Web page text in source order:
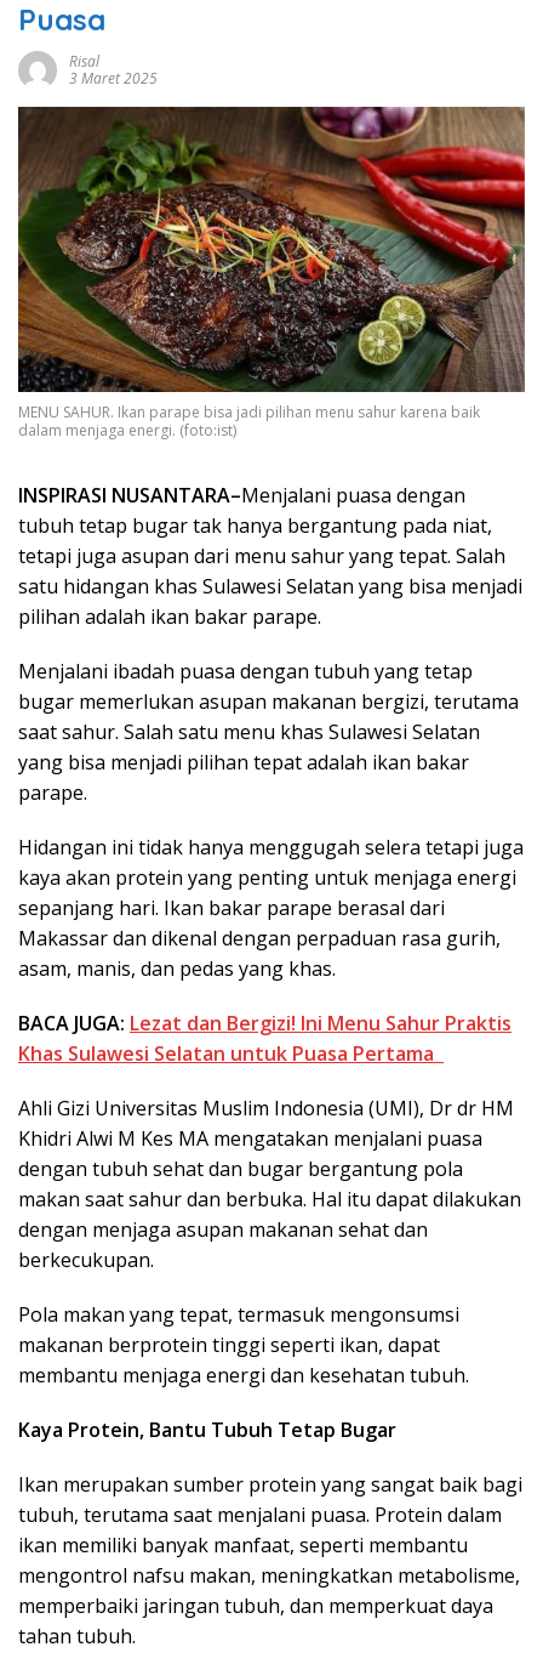
Puasa
Risal
3 Maret 2025
MENU SAHUR. Ikan parape bisa jadi pilihan menu sahur karena baik
dalam menjaga energi. (foto:ist)
INSPIRASI NUSANTARA–Menjalani puasa dengan
tubuh tetap bugar tak hanya bergantung pada niat,
tetapi juga asupan dari menu sahur yang tepat. Salah
satu hidangan khas Sulawesi Selatan yang bisa menjadi
pilihan adalah ikan bakar parape.
Menjalani ibadah puasa dengan tubuh yang tetap
bugar memerlukan asupan makanan bergizi, terutama
saat sahur. Salah satu menu khas Sulawesi Selatan
yang bisa menjadi pilihan tepat adalah ikan bakar
parape.
Hidangan ini tidak hanya menggugah selera tetapi juga
kaya akan protein yang penting untuk menjaga energi
sepanjang hari. Ikan bakar parape berasal dari
Makassar dan dikenal dengan perpaduan rasa gurih,
asam, manis, dan pedas yang khas.
BACA JUGA: Lezat dan Bergizi! Ini Menu Sahur Praktis
Khas Sulawesi Selatan untuk Puasa Pertama
Ahli Gizi Universitas Muslim Indonesia (UMI), Dr dr HM
Khidri Alwi M Kes MA mengatakan menjalani puasa
dengan tubuh sehat dan bugar bergantung pola
makan saat sahur dan berbuka. Hal itu dapat dilakukan
dengan menjaga asupan makanan sehat dan
berkecukupan.
Pola makan yang tepat, termasuk mengonsumsi
makanan berprotein tinggi seperti ikan, dapat
membantu menjaga energi dan kesehatan tubuh.
Kaya Protein, Bantu Tubuh Tetap Bugar
Ikan merupakan sumber protein yang sangat baik bagi
tubuh, terutama saat menjalani puasa. Protein dalam
ikan memiliki banyak manfaat, seperti membantu
mengontrol nafsu makan, meningkatkan metabolisme,
memperbaiki jaringan tubuh, dan memperkuat daya
tahan tubuh.